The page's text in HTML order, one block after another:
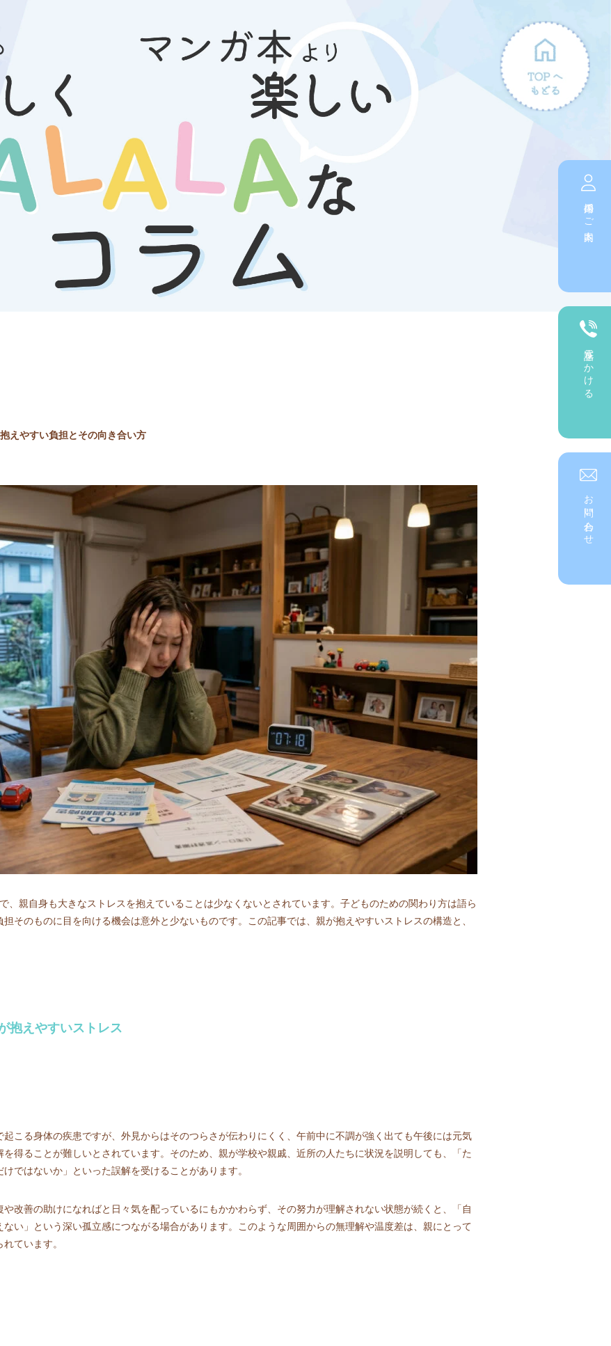
えやすい負担とその向き合い方
、親自身も大きなストレスを抱えていることは少なくないとされています。子どものための関わり方は語ら
そのものに目を向ける機会は意外と少ないものです。この記事では、親が抱えやすいストレスの構造と、
抱えやすいストレス
こる身体の疾患ですが、外見からはそのつらさが伝わりにくく、午前中に不調が強く出ても午後には元気
得ることが難しいとされています。そのため、親が学校や親戚、近所の人たちに状況を説明しても、「た
ではないか」といった誤解を受けることがあります。
改善の助けになればと日々気を配っているにもかかわらず、その努力が理解されない状態が続くと、「自
い」という深い孤立感につながる場合があります。このような周囲からの無理解や温度差は、親にとって
ています。
採用のご案内
電話をかける
お問い合わせ